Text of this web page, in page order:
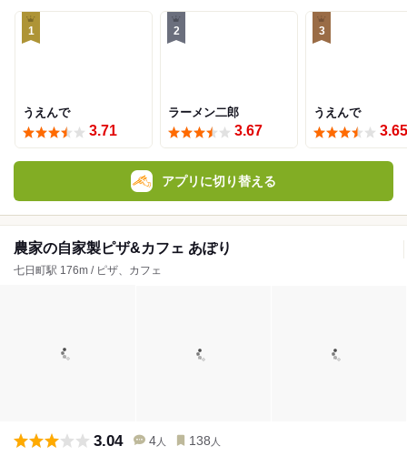
1
うえんで
3.71
2
ラーメン二郎
3.67
3
うえんで
3.65
アプリに切り替える
農家の自家製ピザ&カフェ あぽり
七日町駅 176m / ピザ、カフェ
3.04 4 人 138 人